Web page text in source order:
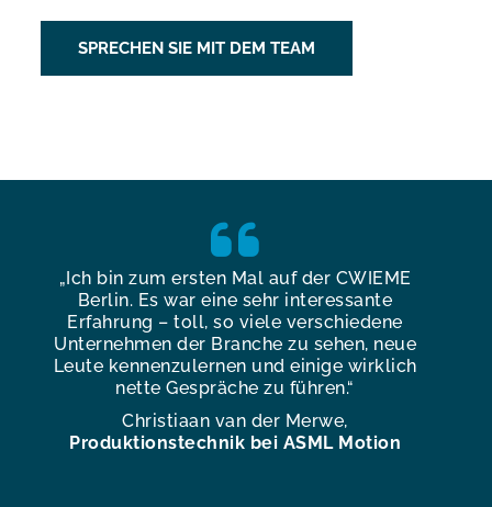
SPRECHEN SIE MIT DEM TEAM
„Ich bin zum ersten Mal auf der CWIEME
Berlin. Es war eine sehr interessante
Erfahrung – toll, so viele verschiedene
Unternehmen der Branche zu sehen, neue
Leute kennenzulernen und einige wirklich
nette Gespräche zu führen.“
Christiaan van der Merwe,
Produktionstechnik bei ASML Motion